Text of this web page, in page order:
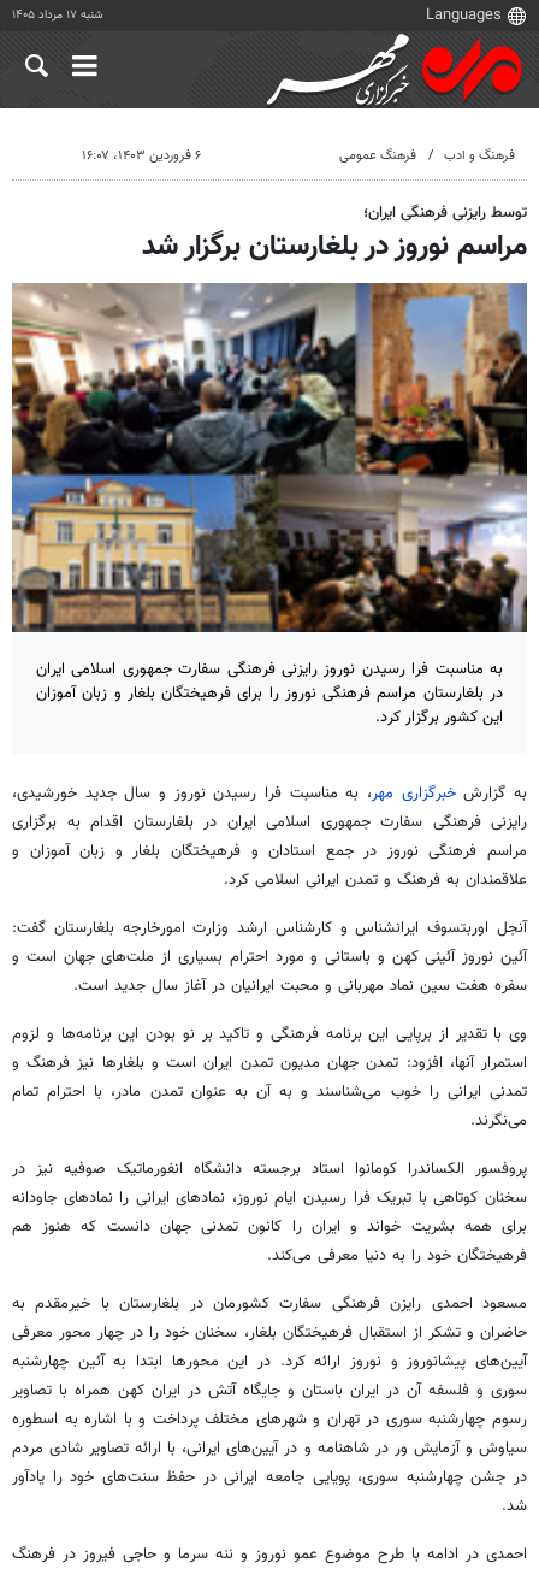
شنبه ۱۷ مرداد ۱۴۰۵
فرهنگ و ادب فرهنگ عمومی ۶ فروردین ۱۴۰۳، ۱۶:۰۷
توسط رایزنی فرهنگی ایران؛
مراسم نوروز در بلغارستان برگزار شد
به مناسبت فرا رسیدن نوروز رایزنی فرهنگی سفارت جمهوری اسلامی ایران
در بلغارستان مراسم فرهنگی نوروز را برای فرهیختگان بلغار و زبان آموزان
این کشور برگزار کرد.
به گزارشخبرگزاری مهر، به مناسبت فرا رسیدن نوروز و سال جدید خورشیدی،
رایزنی فرهنگی سفارت جمهوری اسلامی ایران در بلغارستان اقدام به برگزاری
مراسم فرهنگی نوروز در جمع استادان و فرهیختگان بلغار و زبان آموزان و
علاقمندان به فرهنگ و تمدن ایرانی اسلامی کرد.
آنجل اوربتسوف ایرانشناس و کارشناس ارشد وزارت امورخارجه بلغارستان گفت:
آئین نوروز آئینی کهن و باستانی و مورد احترام بسیاری از ملت‌های جهان است و
سفره هفت سین نماد مهربانی و محبت ایرانیان در آغاز سال جدید است.
وی با تقدیر از برپایی این برنامه فرهنگی و تاکید بر نو بودن این برنامه‌ها و لزوم
استمرار آنها، افزود: تمدن جهان مدیون تمدن ایران است و بلغارها نیز فرهنگ و
تمدنی ایرانی را خوب می‌شناسند و به آن به عنوان تمدن مادر، با احترام تمام
می‌نگرند.
پروفسور الکساندرا کومانوا استاد برجسته دانشگاه انفورماتیک صوفیه نیز در
سخنان کوتاهی با تبریک فرا رسیدن ایام نوروز، نمادهای ایرانی را نمادهای جاودانه
برای همه بشریت خواند و ایران را کانون تمدنی جهان دانست که هنوز هم
فرهیختگان خود را به دنیا معرفی می‌کند.
مسعود احمدی رایزن فرهنگی سفارت کشورمان در بلغارستان با خیرمقدم به
حاضران و تشکر از استقبال فرهیختگان بلغار، سخنان خود را در چهار محور معرفی
آیین‌های پیشانوروز و نوروز ارائه کرد. در این محورها ابتدا به آئین چهارشنبه
سوری و فلسفه آن در ایران باستان و جایگاه آتش در ایران کهن همراه با تصاویر
رسوم چهارشنبه سوری در تهران و شهرهای مختلف پرداخت و با اشاره به اسطوره
سیاوش و آزمایش ور در شاهنامه و در آیین‌های ایرانی، با ارائه تصاویر شادی مردم
در جشن چهارشنبه سوری، پویایی جامعه ایرانی در حفظ سنت‌های خود را یادآور
شد.
احمدی در ادامه با طرح موضوع عمو نوروز و ننه سرما و حاجی فیروز در فرهنگ